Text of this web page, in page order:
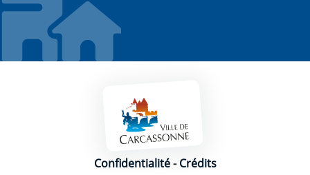
Mentions légales
Confidentialité-Crédits